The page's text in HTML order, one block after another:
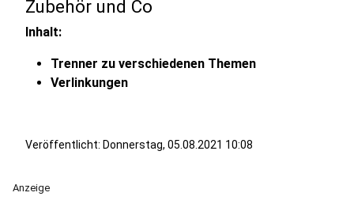
Zubehör und Co
Inhalt:
Trenner zu verschiedenen Themen
Verlinkungen
Veröffentlicht: Donnerstag, 05.08.2021 10:08
Anzeige